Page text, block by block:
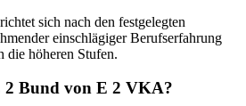
sich nach den festgelegten
einschlägiger Berufserfahrung
die höheren Stufen.
2 Bund von E 2 VKA?